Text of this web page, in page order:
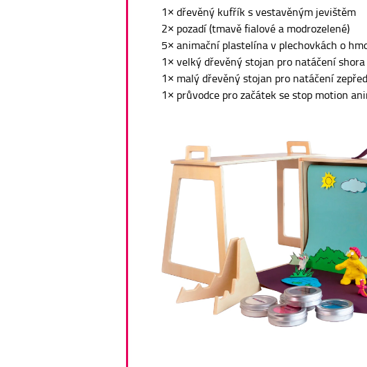
1× dřevěný kufřík s vestavěným jevištěm
2× pozadí (tmavě fialové a modrozelené)
5× animační plastelína v plechovkách o
1× velký dřevěný stojan pro natáčení shora
1× malý dřevěný stojan pro natáčení
1× průvodce pro začátek se stop motion